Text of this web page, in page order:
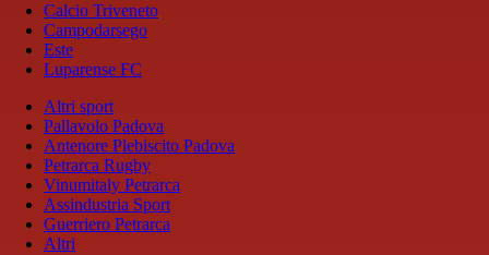
Calcio Triveneto
Campodarsego
Este
Luparense FC
Altri sport
Pallavolo Padova
Antenore Plebiscito Padova
Petrarca Rugby
Vinumitaly Petrarca
Assindustria Sport
Guerriero Petrarca
Altri